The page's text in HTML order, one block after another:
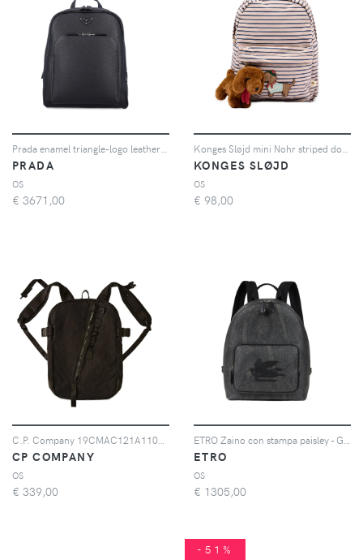
PRADA
OS
€ 3671,00
KONGES SLØJD
OS
€ 98,00
CP COMPANY
OS
€ 339,00
ETRO
OS
€ 1305,00
-51%